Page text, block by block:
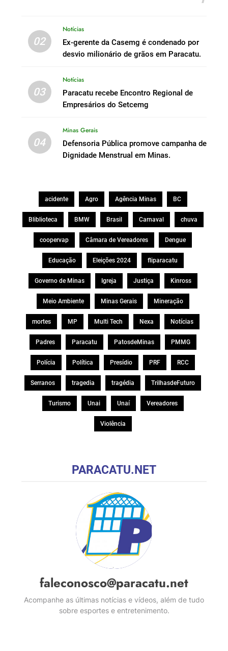
02
Notícias
Ex-gerente da Casemg é condenado por
desvio milionário de grãos em Paracatu.
03
Notícias
Paracatu recebe Encontro Regional de
Empresários do Setcemg
04
Minas Gerais
Defensoria Pública promove campanha de
Dignidade Menstrual em Minas.
acidente Agro Agência Minas BC
Bliblioteca BMW Brasil Carnaval chuva
coopervap Câmara de Vereadores Dengue
Educação Eleições 2024 fliparacatu
Governo de Minas Igreja Justiça Kinross
Meio Ambiente Minas Gerais Mineração
mortes MP Multi Tech Nexa Notícias
Padres Paracatu PatosdeMinas PMMG
Polícia Política Presídio PRF RCC
Serranos tragedia tragédia TrilhasdeFuturo
Turismo Unai Unaí Vereadores
Violência
PARACATU.NET
faleconosco@paracatu.net
Acompanhe as últimas notícias e vídeos, além de tudo
sobre esportes e entretenimento.